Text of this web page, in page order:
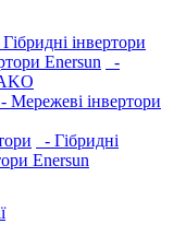
інвертори
Enersun
-
- Мережеві інвертори
- Гібридні
Enersun